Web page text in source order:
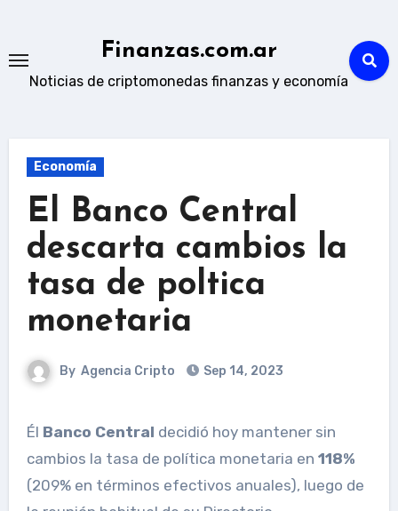
content
Finanzas.com.ar
Noticias de criptomonedas finanzas y economía
Economía
El Banco Central
descarta cambios la
tasa de poltica
monetaria
By Agencia Cripto Sep 14, 2023
Él Banco Central decidió hoy mantener sin
cambios la tasa de política monetaria en 118%
(209% en términos efectivos anuales), luego de